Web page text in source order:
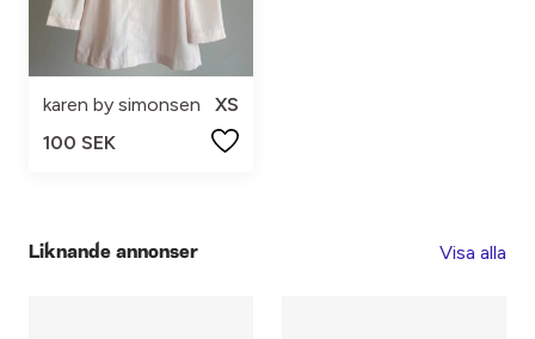
karen by simonsen
XS
100 SEK
Liknande annonser Visa alla